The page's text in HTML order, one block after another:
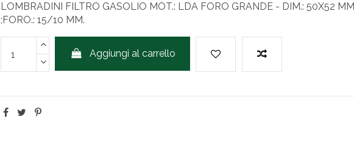
LOMBRADINI FILTRO GASOLIO MOT.: LDA FORO GRANDE - DIM.: 50X52 MM
;FORO.: 15/10 MM.
Aggiungi al carrello